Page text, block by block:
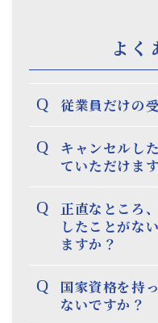
よく
Q 従業員だけの
Q
キャンセルし
ていただけま
Q
正直なところ
したことがな
ますか？
Q
国家資格を持
ないですか？